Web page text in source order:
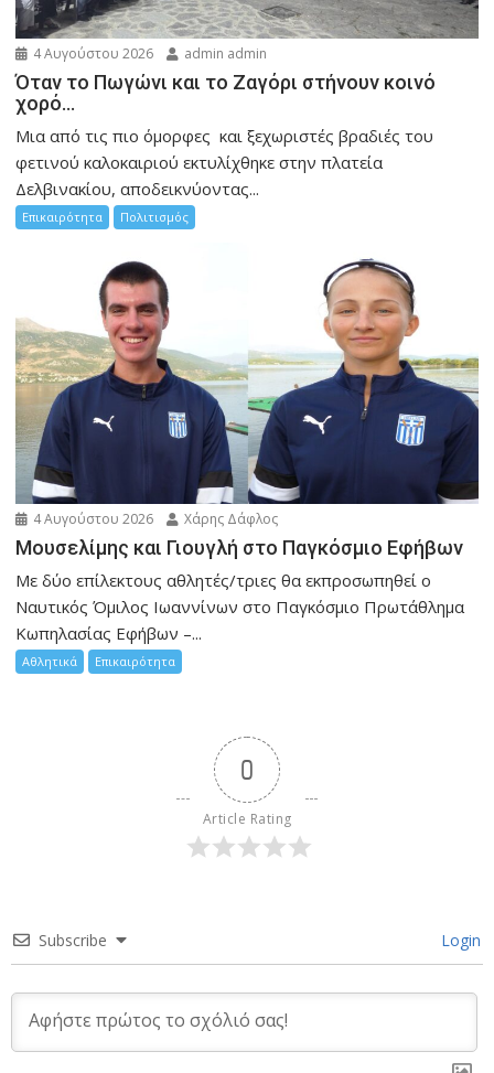
4 Αυγούστου 2026 admin admin
Όταν το Πωγώνι και το Ζαγόρι στήνουν κοινό
χορό…
Μια από τις πιο όμορφες και ξεχωριστές βραδιές του
φετινού καλοκαιριού εκτυλίχθηκε στην πλατεία
Δελβινακίου, αποδεικνύοντας...
Επικαιρότητα Πολιτισμός
4 Αυγούστου 2026 Χάρης Δάφλος
Μουσελίμης και Γιουγλή στο Παγκόσμιο Εφήβων
Mε δύο επίλεκτους αθλητές/τριες θα εκπροσωπηθεί ο
Ναυτικός Όμιλος Ιωαννίνων στο Παγκόσμιο Πρωτάθλημα
Κωπηλασίας Εφήβων –...
Αθλητικά Επικαιρότητα
0
Article Rating
Subscribe Login